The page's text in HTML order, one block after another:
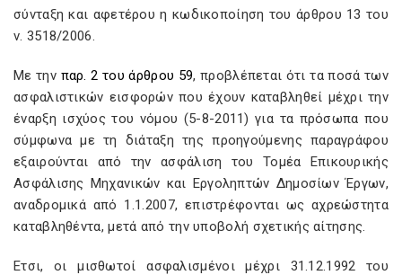
σύνταξη και αφετέρου η κωδικοποίηση του άρθρου 13 του
ν. 3518/2006.
Με την παρ. 2 του άρθρου 59, προβλέπεται ότι τα ποσά των
ασφαλιστικών εισφορών που έχουν καταβληθεί μέχρι την
έναρξη ισχύος του νόμου (5-8-2011) για τα πρόσωπα που
σύμφωνα με τη διάταξη της προηγούμενης παραγράφου
εξαιρούνται από την ασφάλιση του Τομέα Επικουρικής
Ασφάλισης Μηχανικών και Εργοληπτών Δημοσίων Έργων,
αναδρομικά από 1.1.2007, επιστρέφονται ως αχρεώστητα
καταβληθέντα, μετά από την υποβολή σχετικής αίτησης.
Ετσι, οι μισθωτοί ασφαλισμένοι μέχρι 31.12.1992 του